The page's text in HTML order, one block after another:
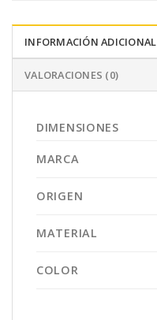
INFORMACIÓN ADICIONAL
VALORACIONES (0)
DIMENSIONES
MARCA
ORIGEN
MATERIAL
COLOR